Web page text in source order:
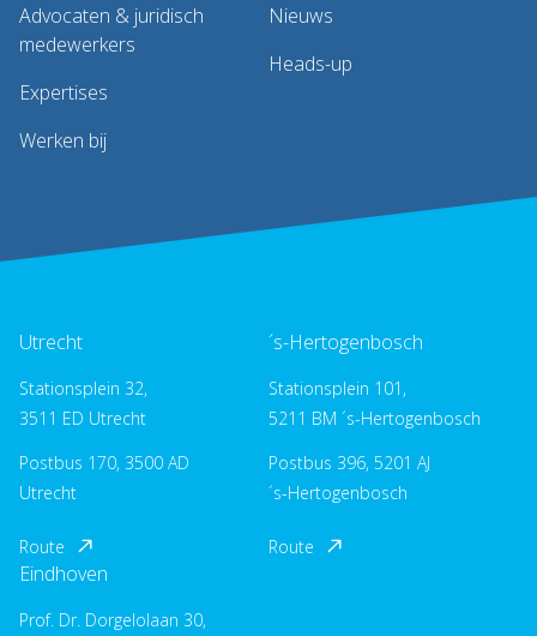
Advocaten & juridisch
medewerkers
Expertises
Werken bij
Nieuws
Heads-up
Utrecht
Stationsplein 32,
3511 ED Utrecht
Postbus 170, 3500 AD
Utrecht
Route
´s-Hertogenbosch
Stationsplein 101,
5211 BM ´s-Hertogenbosch
Postbus 396, 5201 AJ
´s-Hertogenbosch
Route
Eindhoven
Prof. Dr. Dorgelolaan 30,